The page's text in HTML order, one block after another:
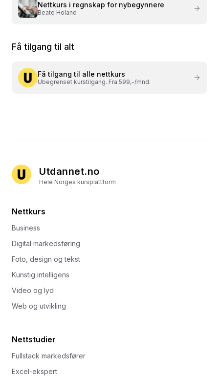
Nettkurs i regnskap for nybegynnere
Beate Holand
Få tilgang til alt
Få tilgang til alle nettkurs
Ubegrenset kurstilgang. Fra 599,-/mnd.
Utdannet.no
Hele Norges kursplattform
Nettkurs
Business
Digital markedsføring
Foto, design og tekst
Kunstig intelligens
Video og lyd
Web og utvikling
Nettstudier
Fullstack markedsfører
Excel-ekspert